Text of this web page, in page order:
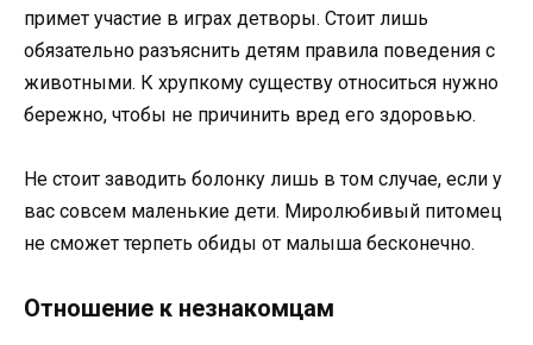
примет участие в играх детворы. Стоит лишь
обязательно разъяснить детям правила поведения с
животными. К хрупкому существу относиться нужно
бережно, чтобы не причинить вред его здоровью.
Не стоит заводить болонку лишь в том случае, если у
вас совсем маленькие дети. Миролюбивый питомец
не сможет терпеть обиды от малыша бесконечно.
Отношение к незнакомцам